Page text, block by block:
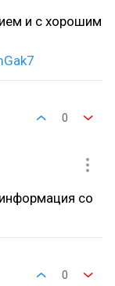
и с хорошим
0
со
0